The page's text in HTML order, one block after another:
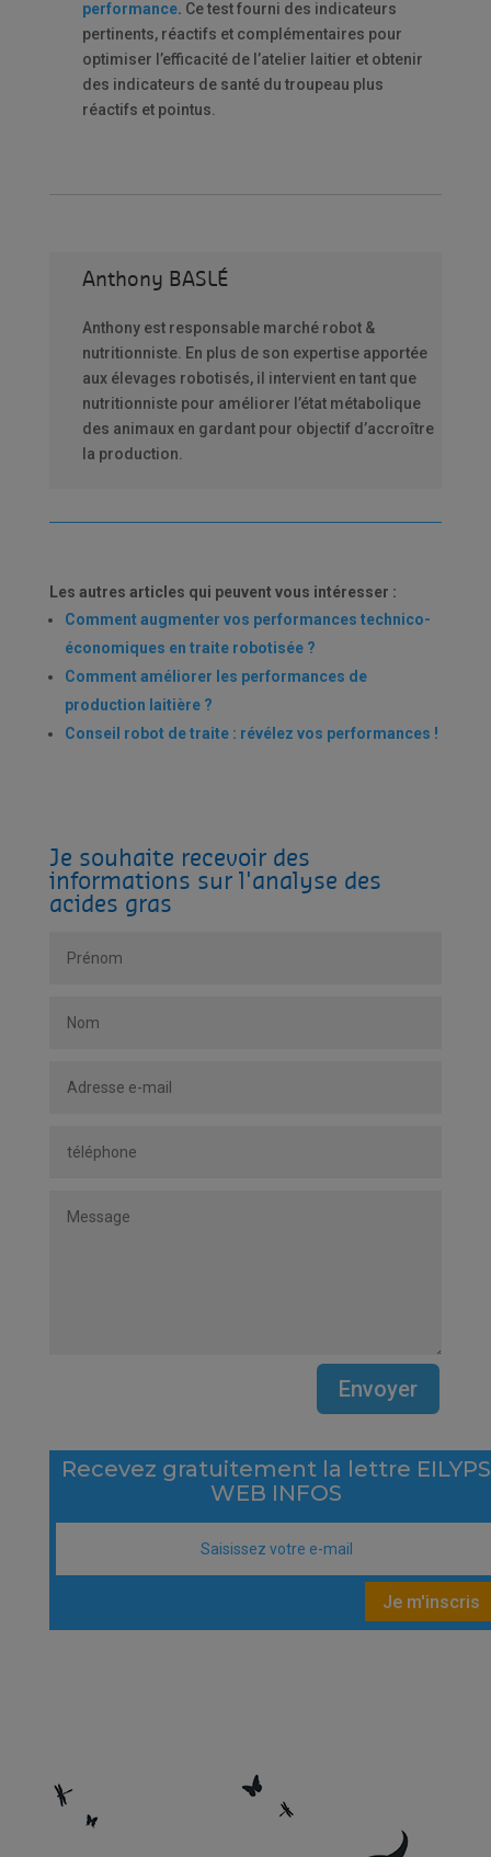
performance. Ce test fourni des indicateurs
pertinents, réactifs et complémentaires pour
optimiser l’efficacité de l’atelier laitier et obtenir
des indicateurs de santé du troupeau plus
réactifs et pointus.
Anthony BASLÉ
Anthony est responsable marché robot &
nutritionniste. En plus de son expertise apportée
aux élevages robotisés, il intervient en tant que
nutritionniste pour améliorer l’état métabolique
des animaux en gardant pour objectif d’accroître
la production.
Les autres articles qui peuvent vous intéresser :
Comment augmenter vos performances technico-
économiques en traite robotisée ?
Comment améliorer les performances de
production laitière ?
Conseil robot de traite : révélez vos performances !
Je souhaite recevoir des
informations sur l'analyse des
acides gras
Envoyer
Recevez gratuitement la lettre EILYPS
WEB INFOS
Je m'inscris